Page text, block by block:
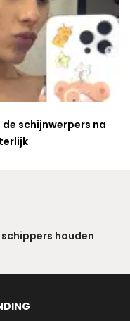
schijnwerpers na
houden